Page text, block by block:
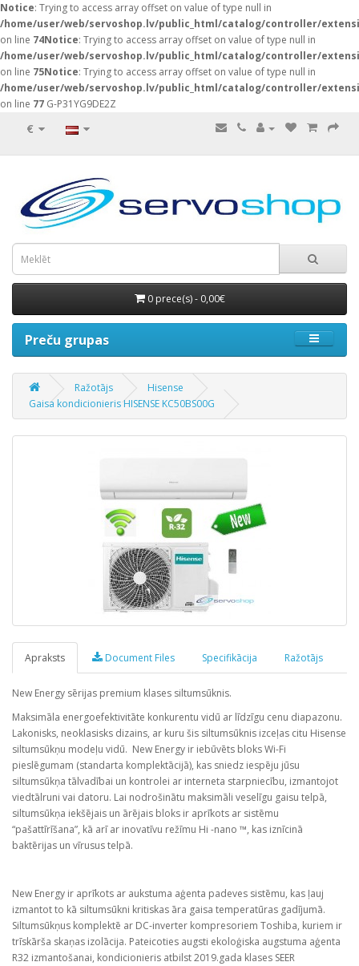
Notice: Trying to access array offset on value of type null in
/home/user/web/servoshop.lv/public_html/catalog/controller/
on line 74Notice: Trying to access array offset on value of type null in
/home/user/web/servoshop.lv/public_html/catalog/controller/
on line 75Notice: Trying to access array offset on value of type null in
/home/user/web/servoshop.lv/public_html/catalog/controller/
on line 77 G-P31YG9DE2Z
€
0 prece(s) - 0,00€
Preču grupas
Ražotājs
Hisense
Gaisa kondicionieris HISENSE KC50BS00G
Apraksts Document Files Specifikācija Ražotājs
New Energy sērijas premium klases siltumsūknis.
Маksimāla energoefektivitāte konkurentu vidū ar līdzīgu cenu diapazonu.
Lakonisks, neoklasisks dizains, ar kuru šis siltumsūknis izceļas citu Hisense
siltumsūkņu modeļu vidū. New Energy ir iebūvēts bloks Wi-Fi
pieslēgumam (standarta komplektācijā), kas sniedz iespēju jūsu
siltumsūkņa tālvadībai un kontrolei ar interneta starpniecību, izmantojot
viedtālruni vai datoru. Lai nodrošinātu maksimāli veselīgu gaisu telpā,
siltumsūkņa iekšējais un ārējais bloks ir aprīkots ar sistēmu
“pašattīrīšana”, kā arī ar inovatīvu režīmu Hi -nano ™, kas iznīcinā
baktērijas un vīrusus telpā.
New Energy ir aprīkots ar aukstuma aģenta padeves sistēmu, kas ļauj
izmantot to kā siltumsūkni kritiskas āra gaisa temperatūras gadījumā.
Siltumsūkņus komplektē ar DC-inverter kompresoriem Toshiba, kuriem ir
trīskārša skaņas izolācija. Pateicoties augsti ekoloģiska augstuma aģenta
R32 izmantošanai, kondicionieris atbilst 2019.gada klases SEER